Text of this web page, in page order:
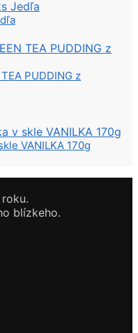
PUDDING z
VANILKA 170g
blízkeho.